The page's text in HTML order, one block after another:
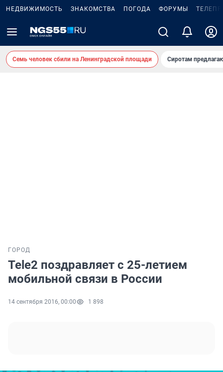
НЕДВИЖИМОСТЬ ЗНАКОМСТВА ПОГОДА ФОРУМЫ
Семь человек сбили на Ленинградской площади Сиротам
ГОРОД
Tele2 поздравляет с 25-летием
мобильной связи в России
14 сентября 2016, 00:00 1 898